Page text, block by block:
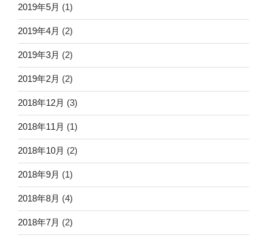
2019年5月 (1)
2019年4月 (2)
2019年3月 (2)
2019年2月 (2)
2018年12月 (3)
2018年11月 (1)
2018年10月 (2)
2018年9月 (1)
2018年8月 (4)
2018年7月 (2)